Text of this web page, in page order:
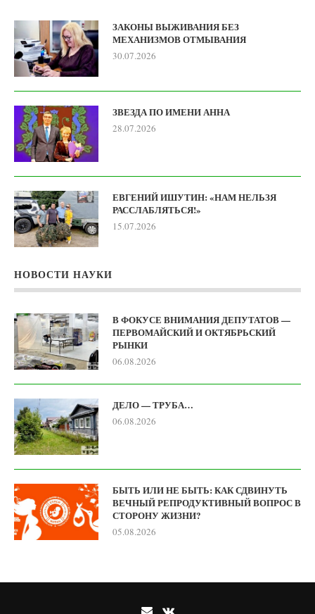
ЗАКОНЫ ВЫЖИВАНИЯ БЕЗ
МЕХАНИЗМОВ ОТМЫВАНИЯ
30.07.2026
ЗВЕЗДА ПО ИМЕНИ АННА
28.07.2026
ЕВГЕНИЙ ИШУТИН: «НАМ НЕЛЬЗЯ
РАССЛАБЛЯТЬСЯ!»
15.07.2026
НОВОСТИ НАУКИ
В ФОКУСЕ ВНИМАНИЯ ДЕПУТАТОВ —
ПЕРВОМАЙСКИЙ И ОКТЯБРЬСКИЙ
РЫНКИ
06.08.2026
ДЕЛО — ТРУБА…
06.08.2026
БЫТЬ ИЛИ НЕ БЫТЬ: КАК СДВИНУТЬ
ВЕЧНЫЙ РЕПРОДУКТИВНЫЙ ВОПРОС В
СТОРОНУ ЖИЗНИ?
05.08.2026